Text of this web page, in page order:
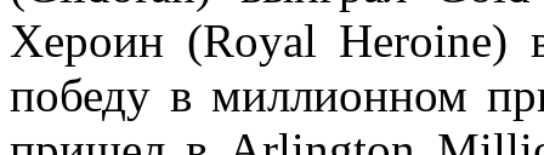
Хероин (Royal Heroine)
победу в миллионном